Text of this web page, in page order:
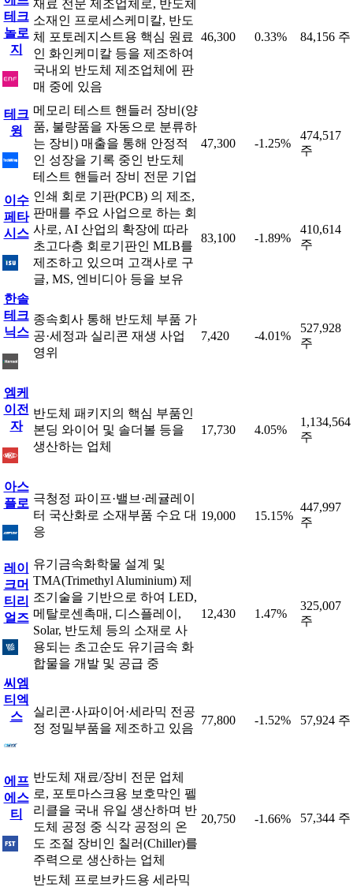
테크
놀로
지
재료 전문 제조업체로, 반도체
소재인 프로세스케미칼, 반도
체 포토레지스트용 핵심 원료
인 화인케미칼 등을 제조하여
국내외 반도체 제조업체에 판
매 중에 있음
46,300 0.33% 84,156 주
테크
윙
메모리 테스트 핸들러 장비(양
품, 불량품을 자동으로 분류하
는 장비) 매출을 통해 안정적
인 성장을 기록 중인 반도체
테스트 핸들러 장비 전문 기업
47,300 -1.25%
474,517
주
이수
페타
시스
인쇄 회로 기판(PCB) 의 제조,
판매를 주요 사업으로 하는 회
사로, AI 산업의 확장에 따라
초고다층 회로기판인 MLB를
제조하고 있으며 고객사로 구
글, MS, 엔비디아 등을 보유
83,100 -1.89%
410,614
주
한솔
테크
닉스
종속회사 통해 반도체 부품 가
공·세정과 실리콘 재생 사업
영위
7,420 -4.01%
527,928
주
엠케
이전
자
반도체 패키지의 핵심 부품인
본딩 와이어 및 솔더볼 등을
생산하는 업체
17,730 4.05%
1,134,564
주
아스
플로 극청정 파이프·밸브·레귤레이
터 국산화로 소재부품 수요 대
응
19,000 15.15%
447,997
주
레이
크머
티리
얼즈
유기금속화학물 설계 및
TMA(Trimethyl Aluminium) 제
조기술을 기반으로 하여 LED,
메탈로센촉매, 디스플레이,
Solar, 반도체 등의 소재로 사
용되는 초고순도 유기금속 화
합물을 개발 및 공급 중
12,430 1.47%
325,007
주
씨엠
티엑
스
실리콘·사파이어·세라믹 전공
정 정밀부품을 제조하고 있음
77,800 -1.52% 57,924 주
에프
에스
티
반도체 재료/장비 전문 업체
로, 포토마스크용 보호막인 펠
리클을 국내 유일 생산하며 반
도체 공정 중 식각 공정의 온
도 조절 장비인 칠러(Chiller)를
주력으로 생산하는 업체
20,750 -1.66% 57,344 주
반도체 프로브카드용 세라믹